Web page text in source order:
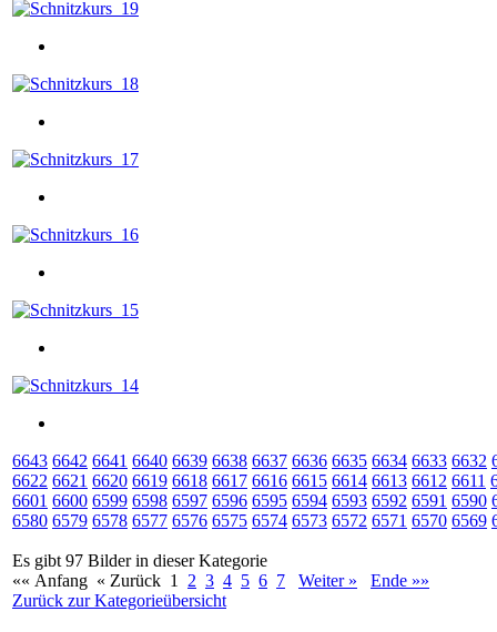
6643 6642 6641 6640 6639 6638 6637 6636 6635 6634 6633 6632
6622 6621 6620 6619 6618 6617 6616 6615 6614 6613 6612 6611
6601 6600 6599 6598 6597 6596 6595 6594 6593 6592 6591 6590
6580 6579 6578 6577 6576 6575 6574 6573 6572 6571 6570 6569
Es gibt 97 Bilder in dieser Kategorie
«« Anfang « Zurück 1 2 3 4 5 6 7 Weiter »
Ende »»
Zurück zur Kategorieübersicht